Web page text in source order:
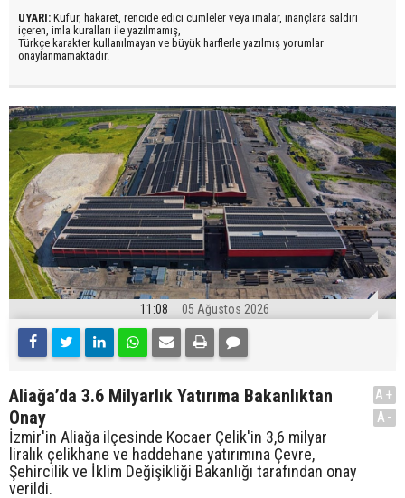
UYARI: Küfür, hakaret, rencide edici cümleler veya imalar, inançlara saldırı
içeren, imla kuralları ile yazılmamış,
Türkçe karakter kullanılmayan ve büyük harflerle yazılmış yorumlar
onaylanmamaktadır.
11:08 05 Ağustos 2026
Aliağa’da 3.6 Milyarlık Yatırıma Bakanlıktan
Onay
İzmir'in Aliağa ilçesinde Kocaer Çelik'in 3,6 milyar
liralık çelikhane ve haddehane yatırımına Çevre,
Şehircilik ve İklim Değişikliği Bakanlığı tarafından onay
verildi.
A+
A-